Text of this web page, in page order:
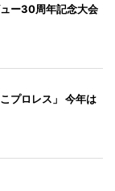
ー30周年記念大会
プロレス」 今年は